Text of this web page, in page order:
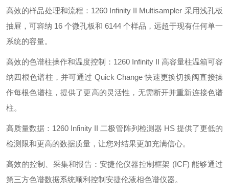
高效的样品处理和流程：1260 Infinity II Multisampler 采用浅孔板
抽屉，可容纳 16 个微孔板和 6144 个样品，远超于现有任何单一
系统的容量。
高效的色谱柱操作和温度控制：1260 Infinity II 高容量柱温箱可容
纳四根色谱柱，并可通过 Quick Change 快速更换切换阀直接操
作每根色谱柱，提供了更高的灵活性，无需断开并重新连接色谱
柱。
高质量数据：1260 Infinity II 二极管阵列检测器 HS 提供了更低的
检测限和更高的数据质量，让您对结果更加充满信心。
高效的控制、采集和报告：安捷伦仪器控制框架 (ICF) 能够通过
第三方色谱数据系统顺利控制安捷伦液相色谱仪器。